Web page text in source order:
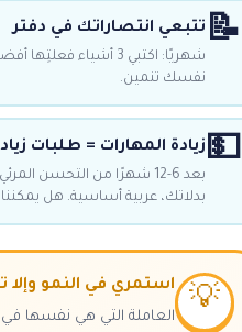
📝 تتبعي انتصاراتك في دفتر
نفسك تنمين.
💵زيادة المهارات = طلبات
بعد 6-12 شهرًا من التحسن
بدلاتك، عربية أساسية. هل
💡
استمري في النمو وإلا